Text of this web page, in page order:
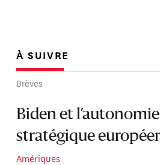
À SUIVRE
Brèves
Biden et l’autonomie
stratégique
Amériques